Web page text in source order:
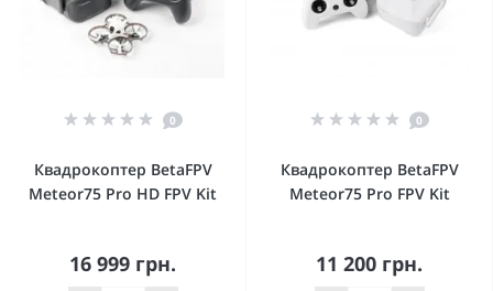
0
Квадрокоптер BetaFPV
Meteor75 Pro HD FPV Kit
16 999 грн.
0
Квадрокоптер BetaFPV
Meteor75 Pro FPV Kit
11 200 грн.